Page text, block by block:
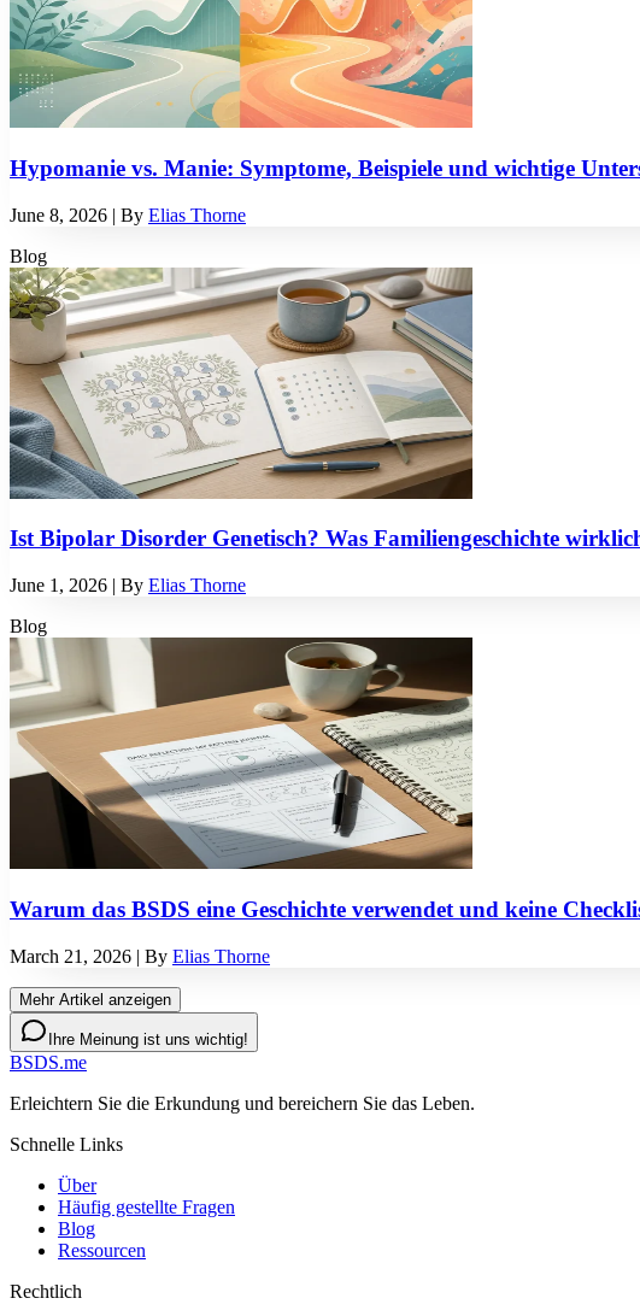
Hypomanie vs. Manie: Symptome, Beispiele und wichtige
June 8, 2026 | By Elias Thorne
Blog
Ist Bipolar Disorder Genetisch? Was Familiengeschichte
June 1, 2026 | By Elias Thorne
Blog
Warum das BSDS eine Geschichte verwendet und keine
March 21, 2026 | By Elias Thorne
Mehr Artikel anzeigen
Ihre Meinung ist uns wichtig!
BSDS.me
Erleichtern Sie die Erkundung und bereichern Sie das Leben.
Schnelle Links
Über
Häufig gestellte Fragen
Blog
Ressourcen
Rechtlich